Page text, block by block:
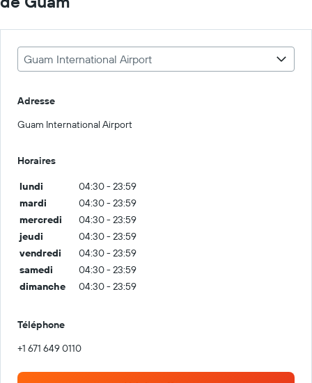
Guam International Airport
Adresse
Guam International Airport
Horaires
lundi
04:30 - 23:59
mardi
04:30 - 23:59
mercredi
04:30 - 23:59
jeudi
04:30 - 23:59
vendredi
04:30 - 23:59
samedi
04:30 - 23:59
dimanche
04:30 - 23:59
Téléphone
+1 671 649 0110